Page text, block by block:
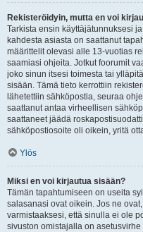
Rekisteröidyin, mutta en voi
Tarkista ensin käyttäjätunnuksesi
kahdesta asiasta on saattanut
määrittelit olevasi alle 13-vuotias
saamiasi ohjeita. Jotkut foorumit
joko sinun itsesi toimesta tai
sisään. Tämä tieto kerrottiin
lähetettiin sähköpostia, seuraa
saattanut antaa virheellisen
saattaneet jäädä
sähköpostiosoite oli oikein, yritä
Ylös
Miksi en voi kirjautua sisään?
Tämän tapahtumiseen on useita
salasanasi ovat oikein. Jos ne
varmistaaksesi, että sinulla ei ole
sivuston omistajalla on